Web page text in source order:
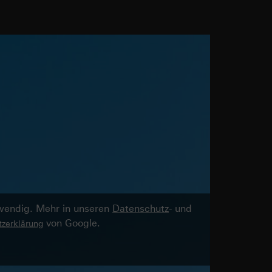
Mehr in unseren Datenschutz- und
von Google.